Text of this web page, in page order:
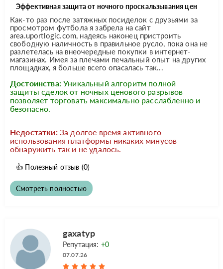
Эффективная защита от ночного проскальзывания цен
Как-то раз после затяжных посиделок с друзьями за
просмотром футбола я забрела на сайт
area.uportlogic.com, надеясь наконец пристроить
свободную наличность в правильное русло, пока она не
разлетелась на внеочередные покупки в интернет-
магазинах. Имея за плечами печальный опыт на других
площадках, я больше всего опасалась так...
Достоинства: Уникальный алгоритм полной
защиты сделок от ночных ценового разрывов
позволяет торговать максимально расслабленно и
безопасно.
Недостатки: За долгое время активного
использования платформы никаких минусов
обнаружить так и не удалось.
👍 Полезный отзыв (0)
Смотреть полностью
gaxatyp
Репутация: +0
07.07.26